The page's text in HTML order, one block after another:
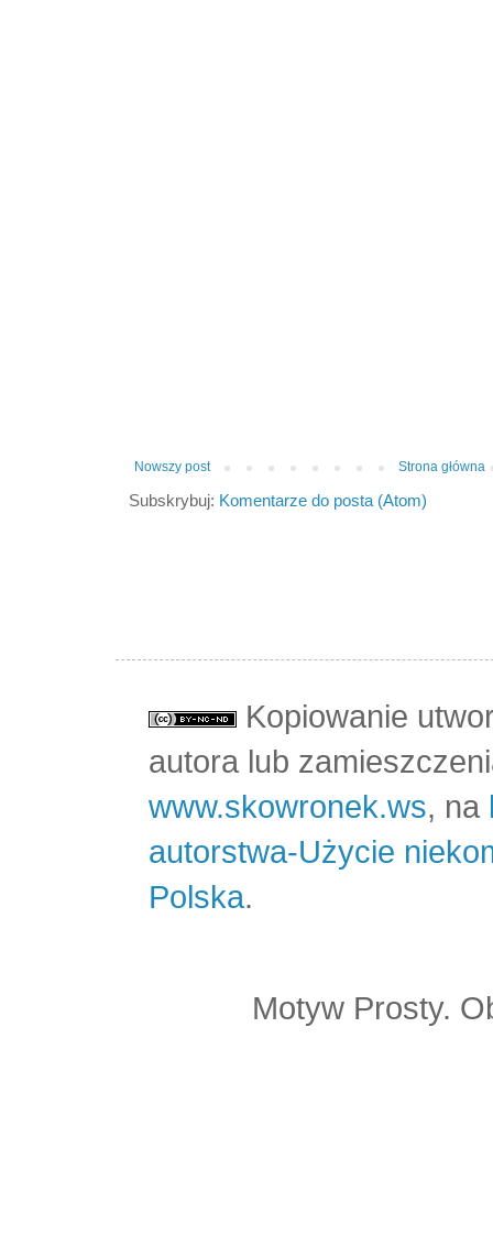
Nowszy post Strona główna
Subskrybuj: Komentarze do posta (Atom)
Kopiowanie
autora lub
www.skowronek.ws, na
autorstwa-Użycie
Polska.
Motyw Prosty.